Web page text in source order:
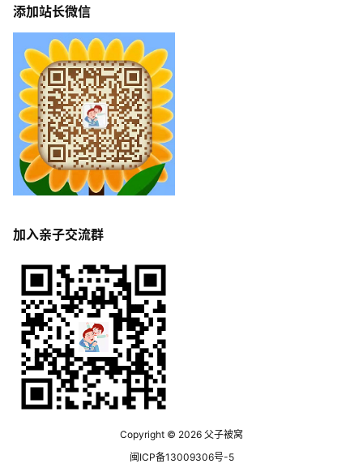
添加站长微信
加入亲子交流群
Copyright © 2026 父子被窝
闽ICP备13009306号-5